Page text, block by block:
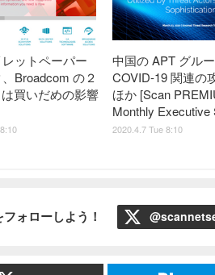
ットペーパー
Broadcom の２
買いだめの影響
中国の APT グル
COVID-19 関連の
ほか [Scan
Monthly Executive
2020.4.7 Tue 8:10
ォローしよう！